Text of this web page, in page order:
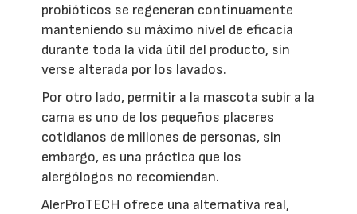
probióticos se regeneran continuamente
manteniendo su máximo nivel de eficacia
durante toda la vida útil del producto, sin
verse alterada por los lavados.
Por otro lado, permitir a la mascota subir a la
cama es uno de los pequeños placeres
cotidianos de millones de personas, sin
embargo, es una práctica que los
alergólogos no recomiendan.
AlerProTECH ofrece una alternativa real,